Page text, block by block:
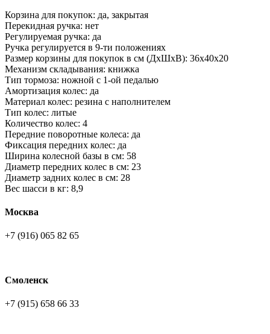
Корзина для покупок: да, закрытая
Перекидная ручка: нет
Регулируемая ручка: да
Ручка регулируется в 9-ти положениях
Размер корзины для покупок в см (ДхШхВ): 36х40х20
Механизм складывания: книжка
Тип тормоза: ножной с 1-ой педалью
Амортизация колес: да
Материал колес: резина с наполнителем
Тип колес: литые
Количество колес: 4
Передние поворотные колеса: да
Фиксация передних колес: да
Ширина колесной базы в см: 58
Диаметр передних колес в см: 23
Диаметр задних колес в см: 28
Вес шасси в кг: 8,9
Москва
+7 (916) 065 82 65
Смоленск
+7 (915) 658 66 33